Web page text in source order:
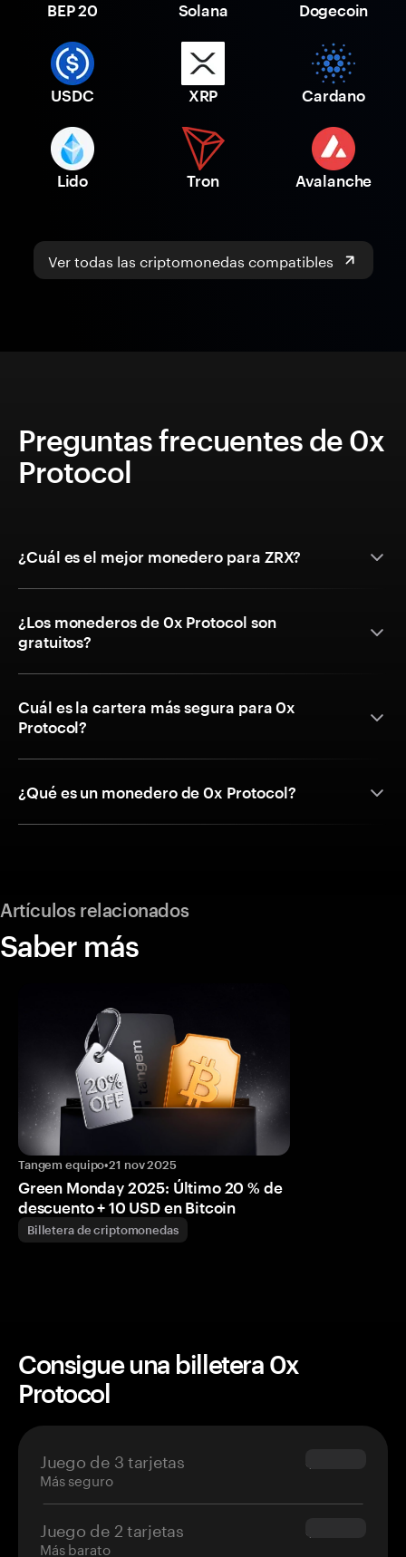
BEP 20 Solana Dogecoin
USDC XRP Cardano
Lido Tron Avalanche
Ver todas las criptomonedas compatibles
Preguntas frecuentes de 0x
Protocol
¿Cuál es el mejor monedero para ZRX?
¿Los monederos de 0x Protocol son
gratuitos?
Cuál es la cartera más segura para 0x
Protocol?
¿Qué es un monedero de 0x Protocol?
Artículos relacionados
Saber más
Tangem equipo•21 nov 2025
Green Monday 2025: Último 20 % de
descuento + 10 USD en Bitcoin
Billetera de criptomonedas
Consigue una billetera 0x
Protocol
Juego de 3 tarjetas
Más seguro
$69.90
Juego de 2 tarjetas
Más barato
$54.90